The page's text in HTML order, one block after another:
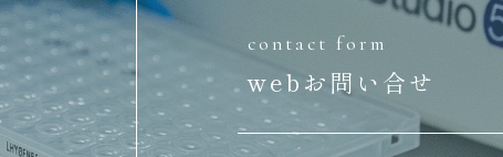
contact form
webお問い合せ